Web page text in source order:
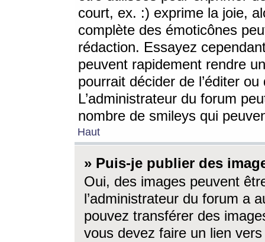
court, ex. :) exprime la joie,
complète des émoticônes
rédaction. Essayez
peuvent rapidement rendre
pourrait décider de l’éditer
L’administrateur du forum
nombre de smileys qui
Haut
» Puis-je publier des
Oui, des images peuvent
l’administrateur du forum a
pouvez transférer des
vous devez faire un lien